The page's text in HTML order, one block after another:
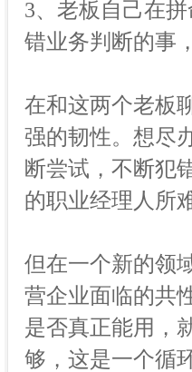
3、老板自己在
错业务判断的事
在和这两个老板
强的韧性。想尽
断尝试，不断犯
的职业经理人所
但在一个新的领
营企业面临的共
是否真正能用，
够，这是一个循